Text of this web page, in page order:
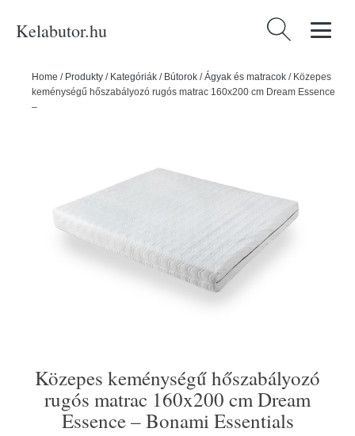
Kelabutor.hu Keresés:
Home / Produkty / Kategóriák / Bútorok /Ágyak és matracok / Közepes
keménységű hőszabályozó rugós matrac 160x200 cm Dream Essence
– Bonami Essentials
Közepes keménységű hőszabályozó
rugós matrac 160x200 cm Dream
Essence – Bonami Essentials